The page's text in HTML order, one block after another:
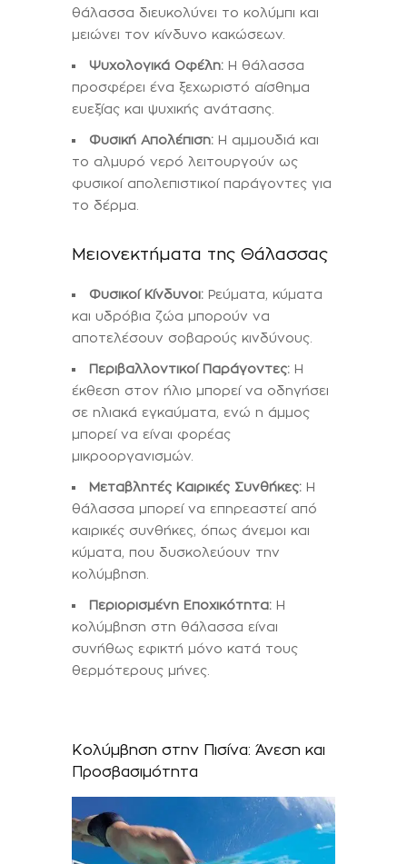
θάλασσα διευκολύνει το κολύμπι και
μειώνει τον κίνδυνο κακώσεων.
Ψυχολογικά Οφέλη: Η θάλασσα
προσφέρει ένα ξεχωριστό αίσθημα
ευεξίας και ψυχικής ανάτασης.
Φυσική Απολέπιση: Η αμμουδιά και
το αλμυρό νερό λειτουργούν ως
φυσικοί απολεπιστικοί παράγοντες για
το δέρμα.
Μειονεκτήματα της Θάλασσας
Φυσικοί Κίνδυνοι: Ρεύματα, κύματα
και υδρόβια ζώα μπορούν να
αποτελέσουν σοβαρούς κινδύνους.
Περιβαλλοντικοί Παράγοντες: Η
έκθεση στον ήλιο μπορεί να οδηγήσει
σε ηλιακά εγκαύματα, ενώ η άμμος
μπορεί να είναι φορέας
μικροοργανισμών.
Μεταβλητές Καιρικές Συνθήκες: Η
θάλασσα μπορεί να επηρεαστεί από
καιρικές συνθήκες, όπως άνεμοι και
κύματα, που δυσκολεύουν την
κολύμβηση.
Περιορισμένη Εποχικότητα: Η
κολύμβηση στη θάλασσα είναι
συνήθως εφικτή μόνο κατά τους
θερμότερους μήνες.
Κολύμβηση στην Πισίνα: Άνεση και
Προσβασιμότητα